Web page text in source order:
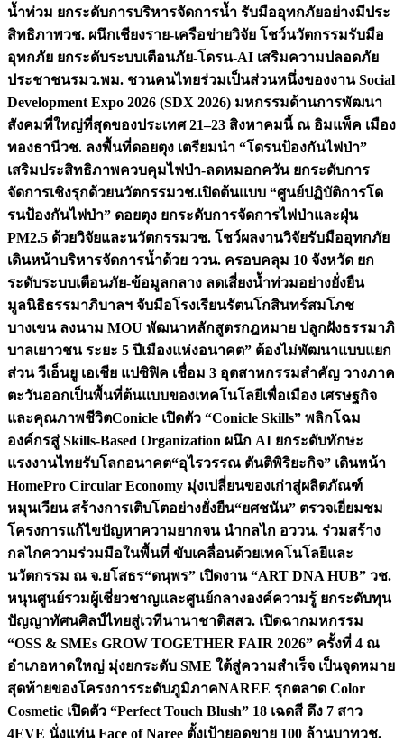
น้ำท่วม ยกระดับการบริหารจัดการน้ำ รับมืออุทกภัยอย่างมีประ
สิทธิภาพวช. ผนึกเชียงราย-เครือข่ายวิจัย โชว์นวัตกรรมรับมือ
อุทกภัย ยกระดับระบบเตือนภัย-โดรน-AI เสริมความปลอดภัย
ประชาชนรมว.พม. ชวนคนไทยร่วมเป็นส่วนหนึ่งของงาน Social
Development Expo 2026 (SDX 2026) มหกรรมด้านการพัฒนา
สังคมที่ใหญ่ที่สุดของประเทศ 21–23 สิงหาคมนี้ ณ อิมแพ็ค เมือง
ทองธานีวช. ลงพื้นที่ดอยตุง เตรียมนำ “โดรนป้องกันไฟป่า”
เสริมประสิทธิภาพควบคุมไฟป่า-ลดหมอกควัน ยกระดับการ
จัดการเชิงรุกด้วยนวัตกรรมวช.เปิดต้นแบบ “ศูนย์ปฏิบัติการโด
รนป้องกันไฟป่า” ดอยตุง ยกระดับการจัดการไฟป่าและฝุ่น
PM2.5 ด้วยวิจัยและนวัตกรรมวช. โชว์ผลงานวิจัยรับมืออุทกภัย
เดินหน้าบริหารจัดการน้ำด้วย ววน. ครอบคลุม 10 จังหวัด ยก
ระดับระบบเตือนภัย-ข้อมูลกลาง ลดเสี่ยงน้ำท่วมอย่างยั่งยืน
มูลนิธิธรรมาภิบาลฯ จับมือโรงเรียนรัตนโกสินทร์สมโภช
บางเขน ลงนาม MOU พัฒนาหลักสูตรกฎหมาย ปลูกฝังธรรมาภิ
บาลเยาวชน ระยะ 5 ปีเมืองแห่งอนาคต” ต้องไม่พัฒนาแบบแยก
ส่วน วีเอ็นยู เอเชีย แปซิฟิค เชื่อม 3 อุตสาหกรรมสำคัญ วางภาค
ตะวันออกเป็นพื้นที่ต้นแบบของเทคโนโลยีเพื่อเมือง เศรษฐกิจ
และคุณภาพชีวิตConicle เปิดตัว “Conicle Skills” พลิกโฉม
องค์กรสู่ Skills-Based Organization ผนึก AI ยกระดับทักษะ
แรงงานไทยรับโลกอนาคต“อุไรวรรณ ตันติพิริยะกิจ” เดินหน้า
HomePro Circular Economy มุ่งเปลี่ยนของเก่าสู่ผลิตภัณฑ์
หมุนเวียน สร้างการเติบโตอย่างยั่งยืน“ยศชนัน” ตรวจเยี่ยมชม
โครงการแก้ไขปัญหาความยากจน นำกลไก อววน. ร่วมสร้าง
กลไกความร่วมมือในพื้นที่ ขับเคลื่อนด้วยเทคโนโลยีและ
นวัตกรรม ณ จ.ยโสธร“ดนุพร” เปิดงาน “ART DNA HUB” วช.
หนุนศูนย์รวมผู้เชี่ยวชาญและศูนย์กลางองค์ความรู้ ยกระดับทุน
ปัญญาทัศนศิลป์ไทยสู่เวทีนานาชาติสสว. เปิดฉากมหกรรม
“OSS & SMEs GROW TOGETHER FAIR 2026” ครั้งที่ 4 ณ
อำเภอหาดใหญ่ มุ่งยกระดับ SME ใต้สู่ความสำเร็จ เป็นจุดหมาย
สุดท้ายของโครงการระดับภูมิภาคNAREE รุกตลาด Color
Cosmetic เปิดตัว “Perfect Touch Blush” 18 เฉดสี ดึง 7 สาว
4EVE นั่งแท่น Face of Naree ตั้งเป้ายอดขาย 100 ล้านบาทวช.